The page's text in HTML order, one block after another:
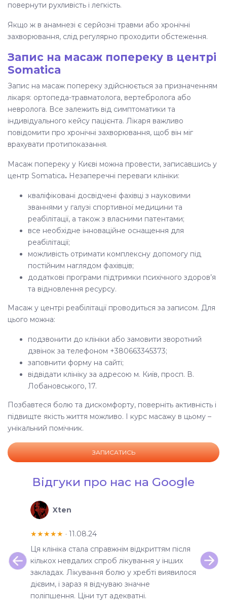
повернути рухливість і легкість.
Якщо ж в анамнезі є серйозні травми або хронічні
захворювання, слід регулярно проходити обстеження.
Запис на масаж попереку в центрі
Somatica
Запис на масаж попереку здійснюється за призначенням
лікаря: ортопеда-травматолога, вертебролога або
невролога. Все залежить від симптоматики та
індивідуального кейсу пацієнта. Лікаря важливо
повідомити про хронічні захворювання, щоб він міг
врахувати протипоказання.
Масаж попереку у Києві можна провести, записавшись у
центр Somatica. Незаперечні переваги клініки:
кваліфіковані досвідчені фахівці з науковими
званнями у галузі спортивної медицини та
реабілітації, а також з власними патентами;
все необхідне інноваційне оснащення для
реабілітації;
можливість отримати комплексну допомогу під
постійним наглядом фахівців;
додаткові програми підтримки психічного здоров’я
та відновлення ресурсу.
Масаж у центрі реабілітаціїпроводиться за записом. Для
цього можна:
подзвонити до клініки або замовити зворотний
дзвінок за телефоном +380663345373;
заповнити форму на сайті;
відвідати клініку за адресою м. Київ, просп. В.
Лобановського, 17.
Позбавтеся болю та дискомфорту, поверніть активність і
підвищте якість життя можливо. І курс масажу в цьому –
унікальний помічник.
ЗАПИСАТИСЬ
Відгуки про нас на Google
з
Xten
★★★★★ · 11.08.24
Ця клініка стала справжнім відкриттям після
кількох невдалих спроб лікування у інших
закладах. Лікування болю у хребті виявилося
дієвим, і зараз я відчуваю значне
поліпшення. Ціни тут адекватні.